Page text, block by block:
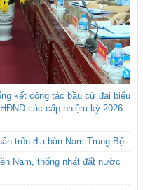
kết công tác bầu cử đại biểu
các cấp nhiệm kỳ 2026-
trên địa bàn Nam Trung Bộ
Nam, thống nhất đất nước